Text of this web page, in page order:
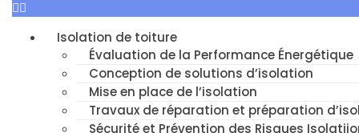
Isolation de toiture
Évaluation de la Performance Énergétique
Conception de solutions d’isolation
Mise en place de l’isolation
Travaux de réparation et préparation
Sécurité et Prévention des Risques